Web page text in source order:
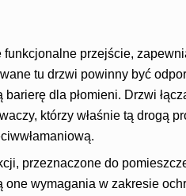
funkcjonalne przejście,
tu drzwi powinny być
dla płomieni. Drzwi
którzy właśnie tą drogą
przeznaczone do
one wymagania w zakresie